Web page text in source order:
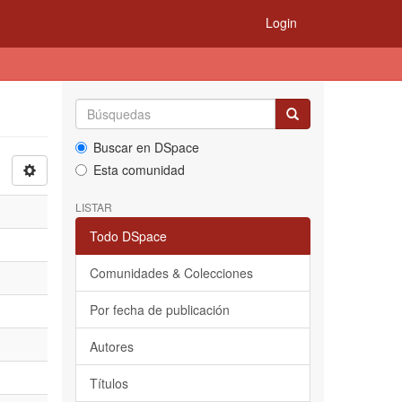
Login
Buscar en DSpace
Esta comunidad
LISTAR
Todo DSpace
Comunidades & Colecciones
Por fecha de publicación
Autores
Títulos